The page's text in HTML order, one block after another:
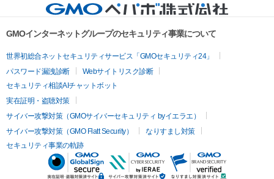
GMOインターネットグループのセキュリティ事業について
世界初総合ネットセキュリティサービス「GMOセキュリティ24」
パスワード漏洩診断
Webサイトリスク診断
セキュリティ相談AIチャットボット
実在証明・盗聴対策
サイバー攻撃対策（GMOサイバーセキュリティ byイエラエ）
サイバー攻撃対策（GMO Flatt Security）
なりすまし対策
セキュリティ事業の軌跡